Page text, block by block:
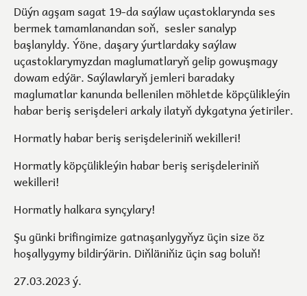
Düýn agşam sagat 19-da saýlaw uçastoklarynda ses
bermek tamamlanandan soň, sesler sanalyp
başlanyldy. Ýöne, daşary ýurtlardaky saýlaw
uçastoklarymyzdan maglumatlaryň gelip gowuşmagy
dowam edýär. Saýlawlaryň jemleri baradaky
maglumatlar kanunda bellenilen möhletde köpçülikleýin
habar beriş serişdeleri arkaly ilatyň dykgatyna ýetiriler.
Hormatly habar beriş serişdeleriniň wekilleri!
Hormatly köpçülikleýin habar beriş serişdeleriniň
wekilleri!
Hormatly halkara synçylary!
Şu günki brifingimize gatnaşanlygyňyz üçin size öz
hoşallygymy bildirýärin. Diňläniňiz üçin sag boluň!
27.03.2023 ý.